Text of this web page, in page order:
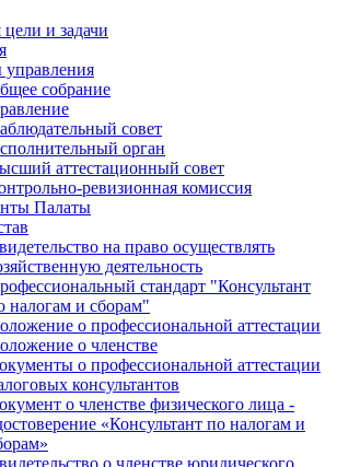
и задачи
собрание
совет
орган
аттестационный совет
ревизионная комиссия
Палаты
на право осуществлять
деятельность
стандарт "Консультант
налогам и сборам"
о профессиональной аттестации
о членстве
о профессиональной аттестации
консультантов
о членстве физического лица -
«Консультант по налогам и
о членстве юридического